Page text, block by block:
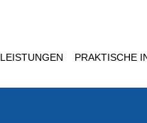
LEISTUNGEN PRAKTISCHE